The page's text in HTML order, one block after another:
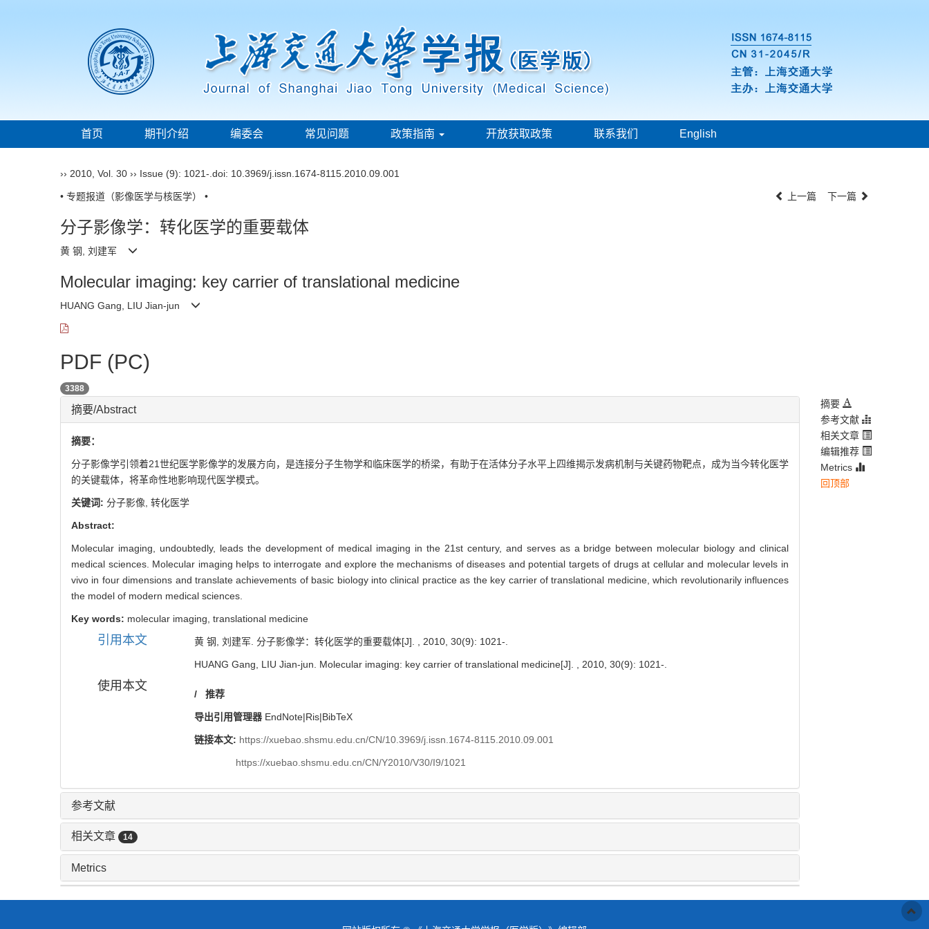
首页 期刊介绍 编委会 常见问题 政策指南 开放获取政策 联系我们 English
›› 2010 Vol. 30 ›› Issue (9): 1021-. doi: 10.3969/j.issn.1674-8115.2010.09.001
• 专题报道（影像医学与核医学） • 上一篇 下一篇
分子影像学：转化医学的重要载体
黄 钢, 刘建军
Molecular imaging: key carrier of translational medicine
HUANG Gang, LIU Jian-jun
PDF (PC)
3388
摘要/Abstract
摘要：
分子影像学引领着21世纪医学影像学的发展方向，是连接分子生物学和临床医学的桥梁，有助于在活体分子水平上四维揭示发病机制与关键药物靶点，成为当今转化医学
的关键载体，将革命性地影响现代医学模式。
关键词: 分子影像, 转化医学
Abstract:
Molecular imaging, undoubtedly, leads the development of medical imaging in the 21st century, and serves as a bridge between molecular biology and clinical
medical sciences. Molecular imaging helps to interrogate and explore the mechanisms of diseases and potential targets of drugs at cellular and molecular levels in
vivo in four dimensions and translate achievements of basic biology into clinical practice as the key carrier of translational medicine, which revolutionarily influences
the model of modern medical sciences.
Key words: molecular imaging, translational medicine
引用本文 黄 钢, 刘建军. 分子影像学：转化医学的重要载体[J]. , 2010, 30(9): 1021-.
HUANG Gang, LIU Jian-jun. Molecular imaging: key carrier of translational medicine[J]. , 2010, 30(9): 1021-.
使用本文
/ 推荐
导出引用管理器 EndNote|Ris|BibTeX
链接本文: https://xuebao.shsmu.edu.cn/CN/10.3969/j.issn.1674-8115.2010.09.001
https://xuebao.shsmu.edu.cn/CN/Y2010/V30/I9/1021
参考文献
相关文章 14
Metrics
摘要
参考文献
相关文章
编辑推荐
Metrics
回顶部